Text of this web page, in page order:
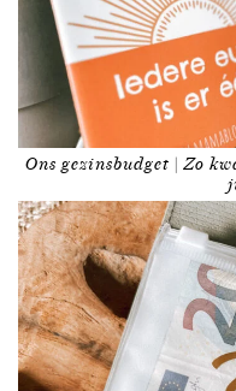
Ons gezinsbudget | Zo